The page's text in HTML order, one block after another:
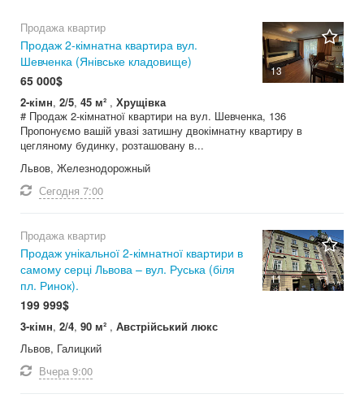
13
Продажа квартир
Продаж 2-кімнатна квартира вул.
Шевченка (Янівське кладовище)
65 000$
2-кімн, 2/5, 45 м² , Хрущівка
# Продаж 2-кімнатної квартири на вул. Шевченка, 136
Пропонуємо вашій увазі затишну двокімнатну квартиру в
цегляному будинку, розташовану в...
Львов, Железнодорожный
Сегодня 7:00
11
Продажа квартир
Продаж унікальної 2-кімнатної квартири в
самому серці Львова – вул. Руська (біля
пл. Ринок).
199 999$
3-кімн, 2/4, 90 м² , Австрійський люкс
Львов, Галицкий
Вчера 9:00